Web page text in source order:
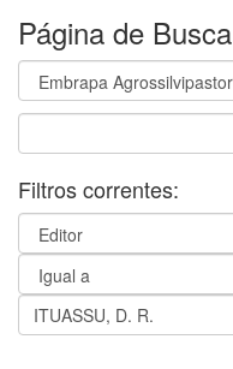
Página de Busca
Filtros correntes: